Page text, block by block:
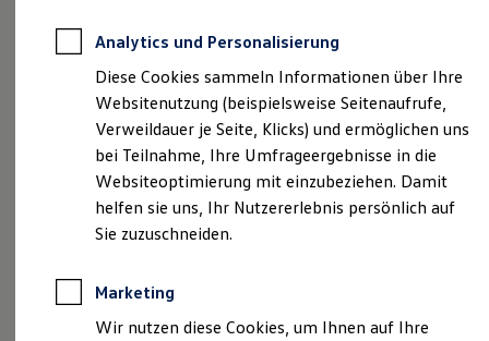
Geschäftskunden
Professional Class bei Volkswagen
Großkunden
Behörden
Direktkunden
Sonderfahrzeuge
Anpfiff zum Gewinn
Elektromobilität
Elektroautos
ID. Tutorials
Elektrofahrzeugkonzepte
Reichweite
Reichweite der ID. Modelle
Reichweite im Winter
Impressum
bhg Autohandelsgesellschaft mbH
Ein Unternehmen der Alphartis SE
Geschwister-Scholl-Straße 22
72160 Horb am NeckarDEutschland
www.bhg-mobile.deE-Mail:info@bhg-mobile.de
Tel.: +49 (0) 7451 / 5205-0
Alexander Kramer, Thomas Linderich, Mark
Geißendörfer, Stephan Kreißig
Analytics und Personalisierung
Diese Cookies sammeln Informationen über Ihre
Websitenutzung (beispielsweise Seitenaufrufe,
Verweildauer je Seite, Klicks) und ermöglichen uns
bei Teilnahme, Ihre Umfrageergebnisse in die
Websiteoptimierung mit einzubeziehen. Damit
helfen sie uns, Ihr Nutzererlebnis persönlich auf
Sie zuzuschneiden.
Marketing
Wir nutzen diese Cookies, um Ihnen auf Ihre